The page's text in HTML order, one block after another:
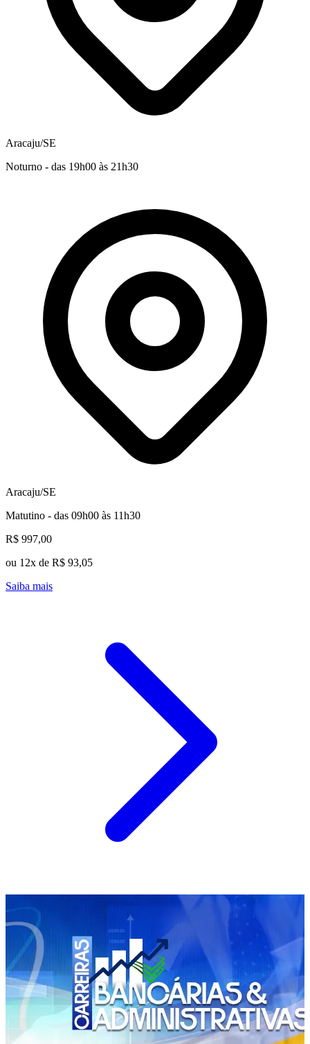
Aracaju/SE
Noturno - das 19h00 às 21h30
Aracaju/SE
Matutino - das 09h00 às 11h30
R$ 997,00
ou 12x de R$ 93,05
Saiba mais